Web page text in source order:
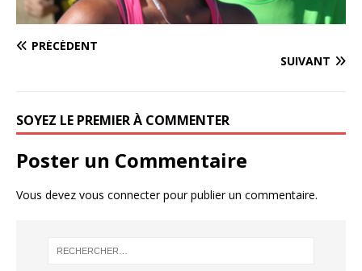
PRÉCÉDENT
SUIVANT
SOYEZ LE PREMIER À COMMENTER
Poster un Commentaire
Vous devez vous connecterpour publier un commentaire.